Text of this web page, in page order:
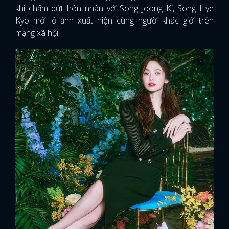
khi chấm dứt hôn nhân với Song Joong Ki, Song Hye
Kyo mới lộ ảnh xuất hiện cùng người khác giới trên
mạng xã hội.